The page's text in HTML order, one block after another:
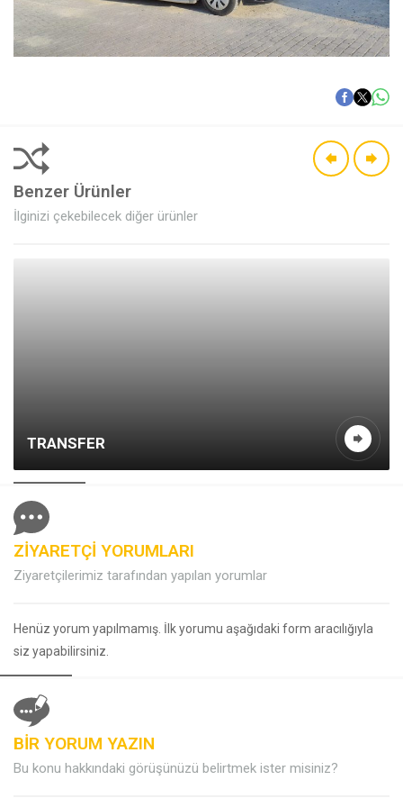
Benzer Ürünler
İlginizi çekebilecek diğer ürünler
TRANSFER
ZİYARETÇİ YORUMLARI
Ziyaretçilerimiz tarafından yapılan yorumlar
Henüz yorum yapılmamış. İlk yorumu aşağıdaki form aracılığıyla
siz yapabilirsiniz.
BİR YORUM YAZIN
Bu konu hakkındaki görüşünüzü belirtmek ister misiniz?